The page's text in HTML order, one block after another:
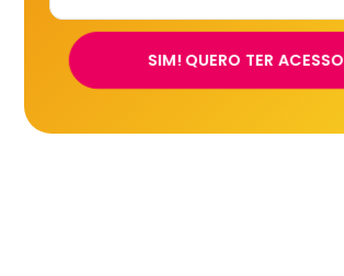
SIM! QUERO TER ACESSO